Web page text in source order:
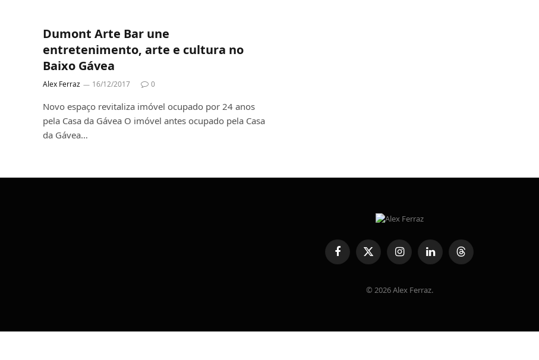
Dumont Arte Bar une
entretenimento, arte e cultura no
Baixo Gávea
Alex Ferraz 16/12/2017 0
Novo espaço revitaliza imóvel ocupado por 24 anos
pela Casa da Gávea O imóvel antes ocupado pela Casa
da Gávea…
FacebookX
(Twitter)
InstagramLinkedInThreads
© 2026 Alex Ferraz.